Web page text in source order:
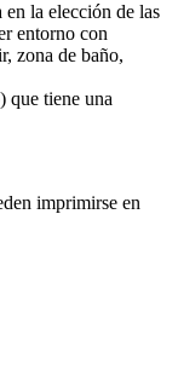
la elección de las
entorno con
zona de baño,
que tiene una
imprimirse en